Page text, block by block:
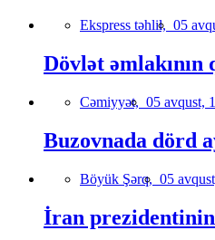
Ekspress təhlil, 05
Dövlət
Cəmiyyət, 05 avqust,
Buzovnada dörd
Böyük Şərq, 05
İran